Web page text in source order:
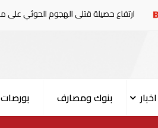
الهجوم الحوثي على معسكرات حكومية لـ58 قتيلًا وعشرات الجرحى
اخبار بنوك ومصارف بورصات